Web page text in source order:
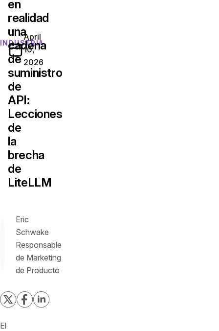
INDUSTRIA
en
realidad
una
cadena
de
suministro
de
API:
Lecciones
de
la
brecha
de
LiteLLM
April
10,
2026
Eric
Schwake
Responsable
de Marketing
de Producto
El